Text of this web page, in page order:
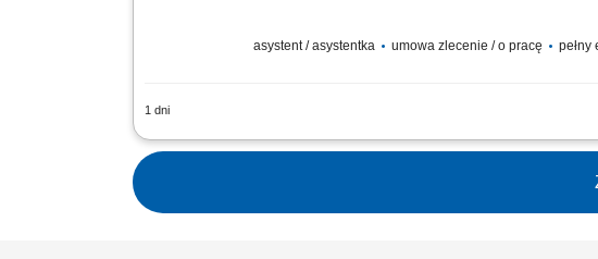
asystent / asystentka umowa zlecenie / o pracę pełny
1 dni
Zakres obowiązków: Profesjonalna obsługa recepcji